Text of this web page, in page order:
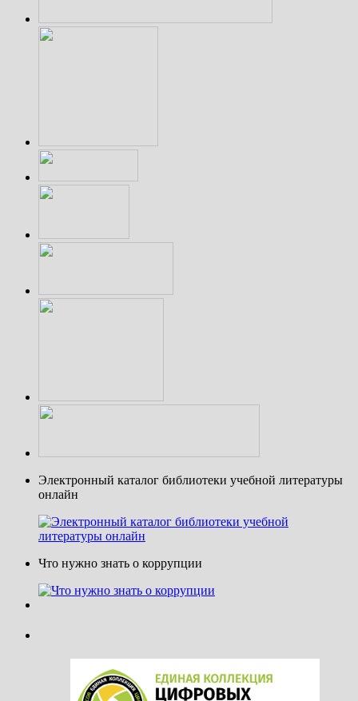
Электронный каталог библиотеки учебной литературы
онлайн
Что нужно знать о коррупции